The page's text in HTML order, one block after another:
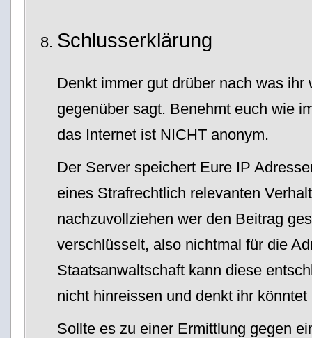
Schlusserklärung
Denkt immer gut drüber nach was ihr
gegenüber sagt. Benehmt euch wie
das Internet ist NICHT anonym.
Der Server speichert Eure IP
eines Strafrechtlich relevanten
nachzuvollziehen wer den Beitrag
verschlüsselt, also nichtmal für die
Staatsanwaltschaft kann diese
nicht hinreissen und denkt ihr
Sollte es zu einer Ermittlung gegen